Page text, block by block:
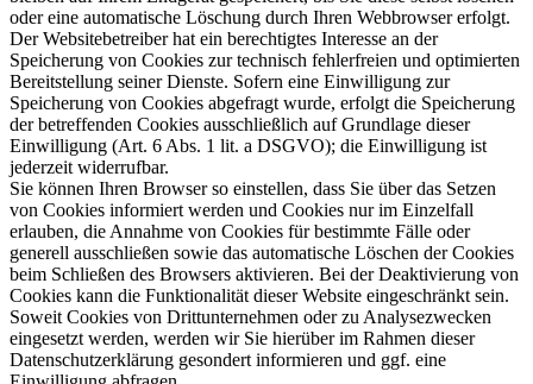
oder eine automatische Löschung durch Ihren Webbrowser erfolgt.
Der Websitebetreiber hat ein berechtigtes Interesse an der
Speicherung von Cookies zur technisch fehlerfreien und optimierten
Bereitstellung seiner Dienste. Sofern eine Einwilligung zur
Speicherung von Cookies abgefragt wurde, erfolgt die Speicherung
der betreffenden Cookies ausschließlich auf Grundlage dieser
Einwilligung (Art. 6 Abs. 1 lit. a DSGVO); die Einwilligung ist
jederzeit widerrufbar.
Sie können Ihren Browser so einstellen, dass Sie über das Setzen
von Cookies informiert werden und Cookies nur im Einzelfall
erlauben, die Annahme von Cookies für bestimmte Fälle oder
generell ausschließen sowie das automatische Löschen der Cookies
beim Schließen des Browsers aktivieren. Bei der Deaktivierung von
Cookies kann die Funktionalität dieser Website eingeschränkt sein.
Soweit Cookies von Drittunternehmen oder zu Analysezwecken
eingesetzt werden, werden wir Sie hierüber im Rahmen dieser
Datenschutzerklärung gesondert informieren und ggf. eine